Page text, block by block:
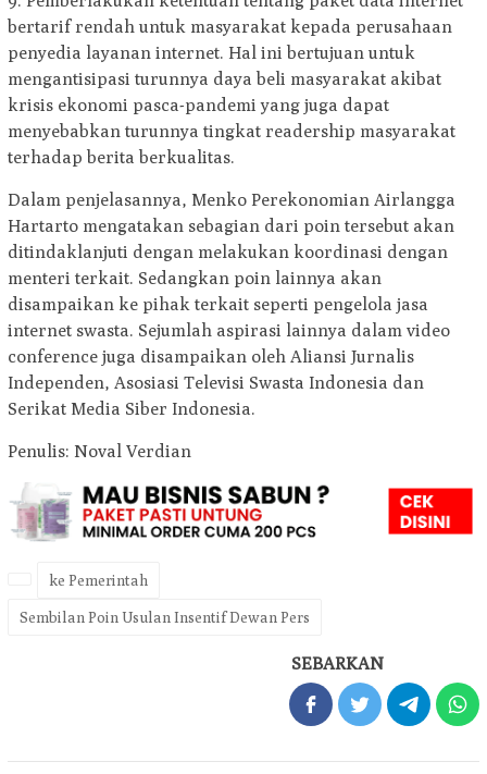
bertarif rendah untuk masyarakat kepada perusahaan
penyedia layanan internet. Hal ini bertujuan untuk
mengantisipasi turunnya daya beli masyarakat akibat
krisis ekonomi pasca-pandemi yang juga dapat
menyebabkan turunnya tingkat readership masyarakat
terhadap berita berkualitas.
Dalam penjelasannya, Menko Perekonomian Airlangga
Hartarto mengatakan sebagian dari poin tersebut akan
ditindaklanjuti dengan melakukan koordinasi dengan
menteri terkait. Sedangkan poin lainnya akan
disampaikan ke pihak terkait seperti pengelola jasa
internet swasta. Sejumlah aspirasi lainnya dalam video
conference juga disampaikan oleh Aliansi Jurnalis
Independen, Asosiasi Televisi Swasta Indonesia dan
Serikat Media Siber Indonesia.
Penulis: Noval Verdian
ke Pemerintah
Sembilan Poin Usulan Insentif Dewan Pers
SEBARKAN